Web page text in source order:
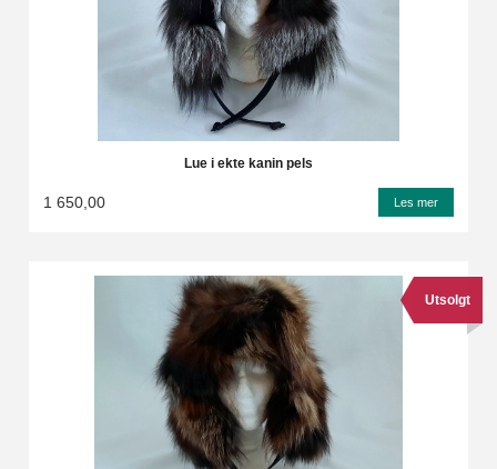
Lue i ekte kanin pels
1 650,00 Les mer
Utsolgt